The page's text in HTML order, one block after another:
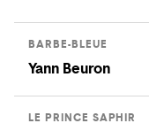
BARBE-BLEUE
Yann Beuron
LE PRINCE SAPHIR